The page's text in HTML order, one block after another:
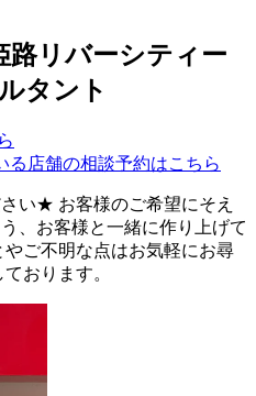
路リバーシティー
タント
る店舗の相談予約はこちら
い★ お客様のご希望にそえ
、お客様と一緒に作り上げて
ご不明な点はお気軽にお尋
おります。